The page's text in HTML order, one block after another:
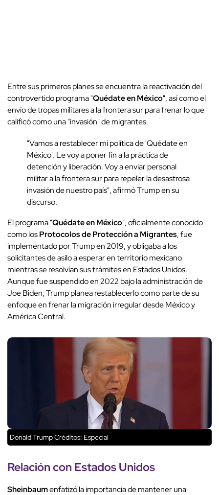
Entre sus primeros planes se encuentra la reactivación del
controvertido programa "Quédate en México", así como el
envío de tropas militares a la frontera sur para frenar lo que
calificó como una "invasión" de migrantes.
"Vamos a restablecer mi política de 'Quédate en
México'. Le voy a poner fin a la práctica de
detención y liberación. Voy a enviar personal
militar a la frontera sur para repeler la desastrosa
invasión de nuestro país", afirmó Trump en su
discurso.
El programa "Quédate en México", oficialmente conocido
como losProtocolos de Protección a Migrantes, fue
implementado por Trump en 2019, y obligaba a los
solicitantes de asilo a esperar en territorio mexicano
mientras se resolvían sus trámites en Estados Unidos.
Aunque fue suspendido en 2022 bajo la administración de
Joe Biden, Trump planea restablecerlo como parte de su
enfoque en frenar la migración irregular desde México y
América Central.
Donald TrumpCréditos: Especial
Relación con Estados Unidos
Sheinbaumenfatizó la importancia de mantener una